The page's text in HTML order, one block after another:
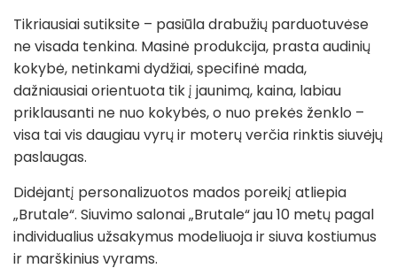
Tikriausiai sutiksite – pasiūla drabužių parduotuvėse
ne visada tenkina. Masinė produkcija, prasta audinių
kokybė, netinkami dydžiai, specifinė mada,
dažniausiai orientuota tik į jaunimą, kaina, labiau
priklausanti ne nuo kokybės, o nuo prekės ženklo –
visa tai vis daugiau vyrų ir moterų verčia rinktis siuvėjų
paslaugas.
Didėjantį personalizuotos mados poreikį atliepia
„Brutale“. Siuvimo salonai „Brutale“ jau 10 metų pagal
individualius užsakymus modeliuoja ir siuva kostiumus
ir marškinius vyrams.